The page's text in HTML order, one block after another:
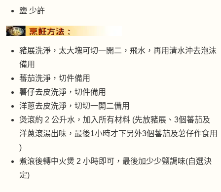
鹽 少許
豬展洗淨，太大塊可切一開二，飛水，再用清水沖去泡沫
備用
蕃茄洗淨，切件備用
薯仔去皮洗淨，切件備用
洋蔥去皮洗淨，切切一開二備用
煲滾約 2 公升水，加入所有材料 (先放豬展、3個蕃茄及
洋蔥滾湯出味，最後1小時才下另外3個蕃茄及薯仔作食用
)
煮滾後轉中火煲 2 小時即可，最後加少少鹽調味(自選決
定)